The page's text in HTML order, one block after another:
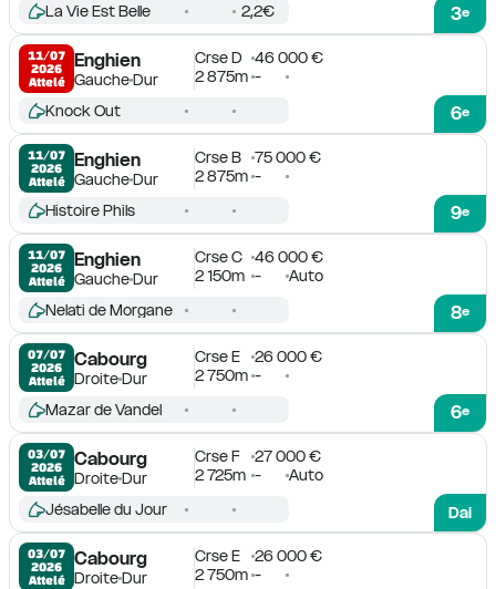
3e
La Vie Est Belle 2,2€
11/07
2026
Attelé
Enghien
GaucheDur
Crse D
46 000 €
2 875m -
6e
Knock Out
11/07
2026
Attelé
Enghien
GaucheDur
Crse B
75 000 €
2 875m -
9e
Histoire Phils
11/07
2026
Attelé
Enghien
GaucheDur
Crse C
46 000 €
2 150m - Auto
8e
Nelati de Morgane
07/07
2026
Attelé
Cabourg
DroiteDur
Crse E
26 000 €
2 750m -
6e
Mazar de Vandel
03/07
2026
Attelé
Cabourg
DroiteDur
Crse F
27 000 €
2 725m -
Auto
Dai
Jésabelle du Jour
03/07
2026
Attelé
Cabourg
DroiteDur
Crse E
26 000 €
2 750m -